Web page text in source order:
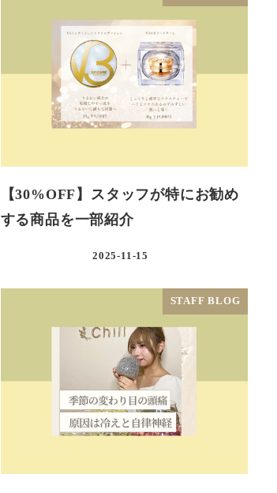
【30%OFF】スタッフが特にお勧め
する商品を一部紹介
2025-11-15
STAFF BLOG